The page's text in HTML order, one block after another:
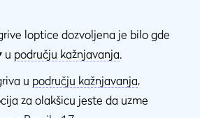
loptice dozvoljena je bilo gde
u području kažnjavanja.
u području kažnjavanja,
za olakšicu jeste da uzme